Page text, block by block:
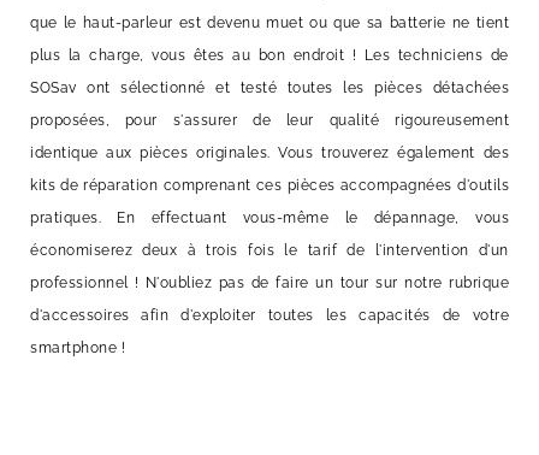
que le haut-parleur est devenu muet ou que sa batterie ne tient
plus la charge, vous êtes au bon endroit ! Les techniciens de
SOSav ont sélectionné et testé toutes les pièces détachées
proposées, pour s'assurer de leur qualité rigoureusement
identique aux pièces originales. Vous trouverez également des
kits de réparation comprenant ces pièces accompagnées d'outils
pratiques. En effectuant vous-même le dépannage, vous
économiserez deux à trois fois le tarif de l'intervention d'un
professionnel ! N'oubliez pas de faire un tour sur notre rubrique
d'accessoires afin d'exploiter toutes les capacités de votre
smartphone !